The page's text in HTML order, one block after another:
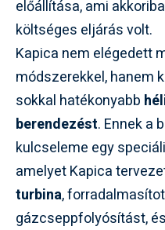
előállítása, ami
költséges eljárás volt.
Kapica nem elégedett
módszerekkel, hanem
sokkal hatékonyabb
berendezést. Ennek a
kulcseleme egy
amelyet Kapica
turbina,
gázcseppfolyósítást,